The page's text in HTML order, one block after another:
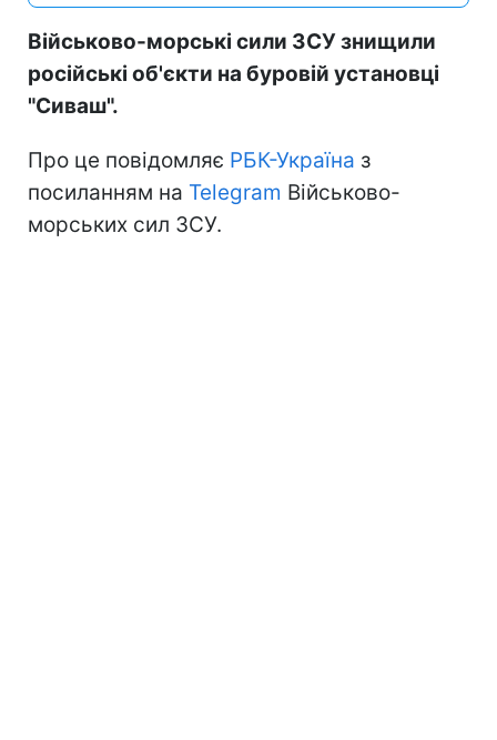
Військово-морські сили ЗСУ знищили
російські об'єкти на буровій установці
"Сиваш".
Про це повідомляє РБК-Україна з
посиланням на Telegram Військово-
морських сил ЗСУ.